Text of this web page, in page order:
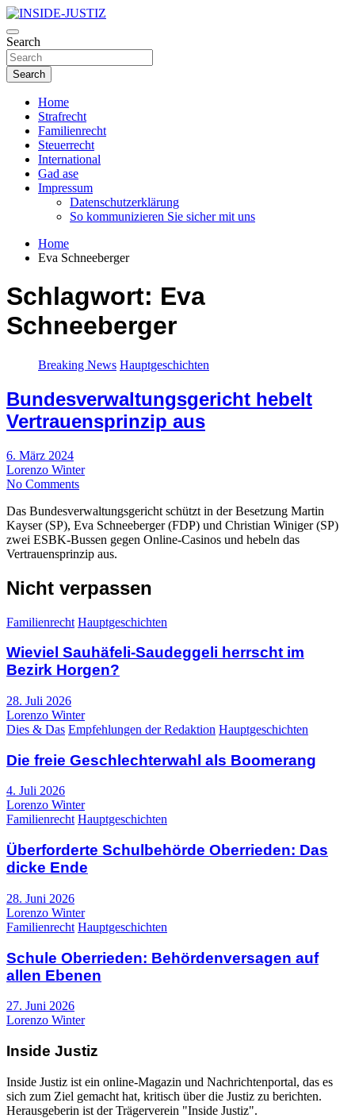
Skip
to
content
INSIDE-JUSTIZ
Investigativer Journalismus zur Dritten Gewalt
Search
Search
Home
Strafrecht
Familienrecht
Steuerrecht
International
Gad ase
Impressum
Datenschutzerklärung
So kommunizieren Sie sicher mit uns
Home
Eva Schneeberger
Schlagwort: Eva
Schneeberger
Breaking News Hauptgeschichten
Bundesverwaltungsgericht hebelt
Vertrauensprinzip aus
6. März 2024
Lorenzo Winter
No Comments
Das Bundesverwaltungsgericht schützt in der Besetzung Martin
Kayser (SP), Eva Schneeberger (FDP) und Christian Winiger (SP)
zwei ESBK-Bussen gegen Online-Casinos und hebeln das
Vertrauensprinzip aus.
Nicht verpassen
Familienrecht Hauptgeschichten
Wieviel Sauhäfeli-Saudeggeli herrscht im
Bezirk Horgen?
28. Juli 2026
Lorenzo Winter
Dies & Das Empfehlungen der Redaktion Hauptgeschichten
Die freie Geschlechterwahl als Boomerang
4. Juli 2026
Lorenzo Winter
Familienrecht Hauptgeschichten
Überforderte Schulbehörde Oberrieden: Das
dicke Ende
28. Juni 2026
Lorenzo Winter
Familienrecht Hauptgeschichten
Schule Oberrieden: Behördenversagen auf
allen Ebenen
27. Juni 2026
Lorenzo Winter
Inside Justiz
Inside Justiz ist ein online-Magazin und Nachrichtenportal, das es
sich zum Ziel gemacht hat, kritisch über die Justiz zu berichten.
Herausgeberin ist der Trägerverein "Inside Justiz".